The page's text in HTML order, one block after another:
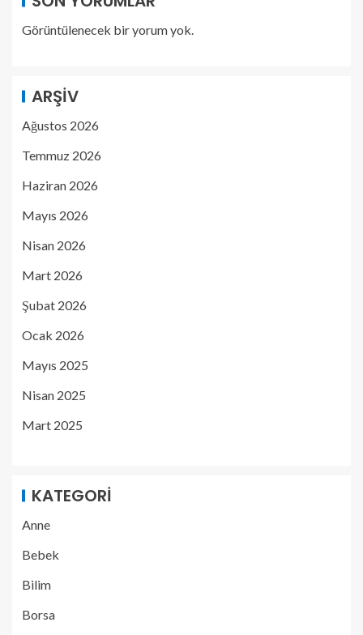
Görüntülenecek bir yorum yok.
ARŞIV
Ağustos 2026
Temmuz 2026
Haziran 2026
Mayıs 2026
Nisan 2026
Mart 2026
Şubat 2026
Ocak 2026
Mayıs 2025
Nisan 2025
Mart 2025
KATEGORI
Anne
Bebek
Bilim
Borsa